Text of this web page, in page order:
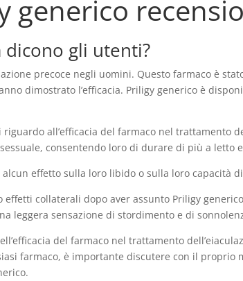
generico
dicono gli utenti?
precoce negli uomini. Questo farmaco è
dimostrato l’efficacia. Priligy generico è
all’efficacia del farmaco nel trattamento
consentendo loro di durare di più a letto
effetto sulla loro libido o sulla loro capacità
collaterali dopo aver assunto Priligy
leggera sensazione di stordimento e di
del farmaco nel trattamento
farmaco, è importante discutere con il